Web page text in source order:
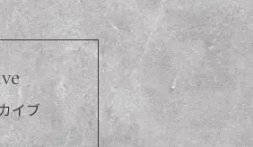
イブ